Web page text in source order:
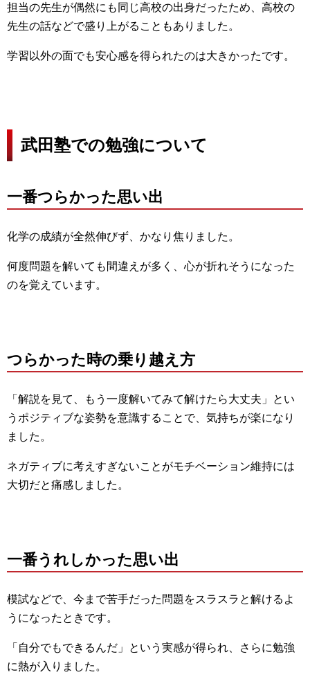
担当の先生が偶然にも同じ高校の出身だったため、高校の
先生の話などで盛り上がることもありました。
学習以外の面でも安心感を得られたのは大きかったです。
武田塾での勉強について
一番つらかった思い出
化学の成績が全然伸びず、かなり焦りました。
何度問題を解いても間違えが多く、心が折れそうになった
のを覚えています。
つらかった時の乗り越え方
「解説を見て、もう一度解いてみて解けたら大丈夫」とい
うポジティブな姿勢を意識することで、気持ちが楽になり
ました。
ネガティブに考えすぎないことがモチベーション維持には
大切だと痛感しました。
一番うれしかった思い出
模試などで、今まで苦手だった問題をスラスラと解けるよ
うになったときです。
「自分でもできるんだ」という実感が得られ、さらに勉強
に熱が入りました。